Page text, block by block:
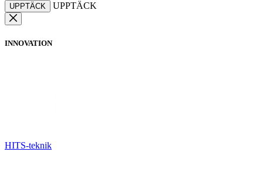
UPPTÄCK UPPTÄCK
INNOVATION
HITS-teknik